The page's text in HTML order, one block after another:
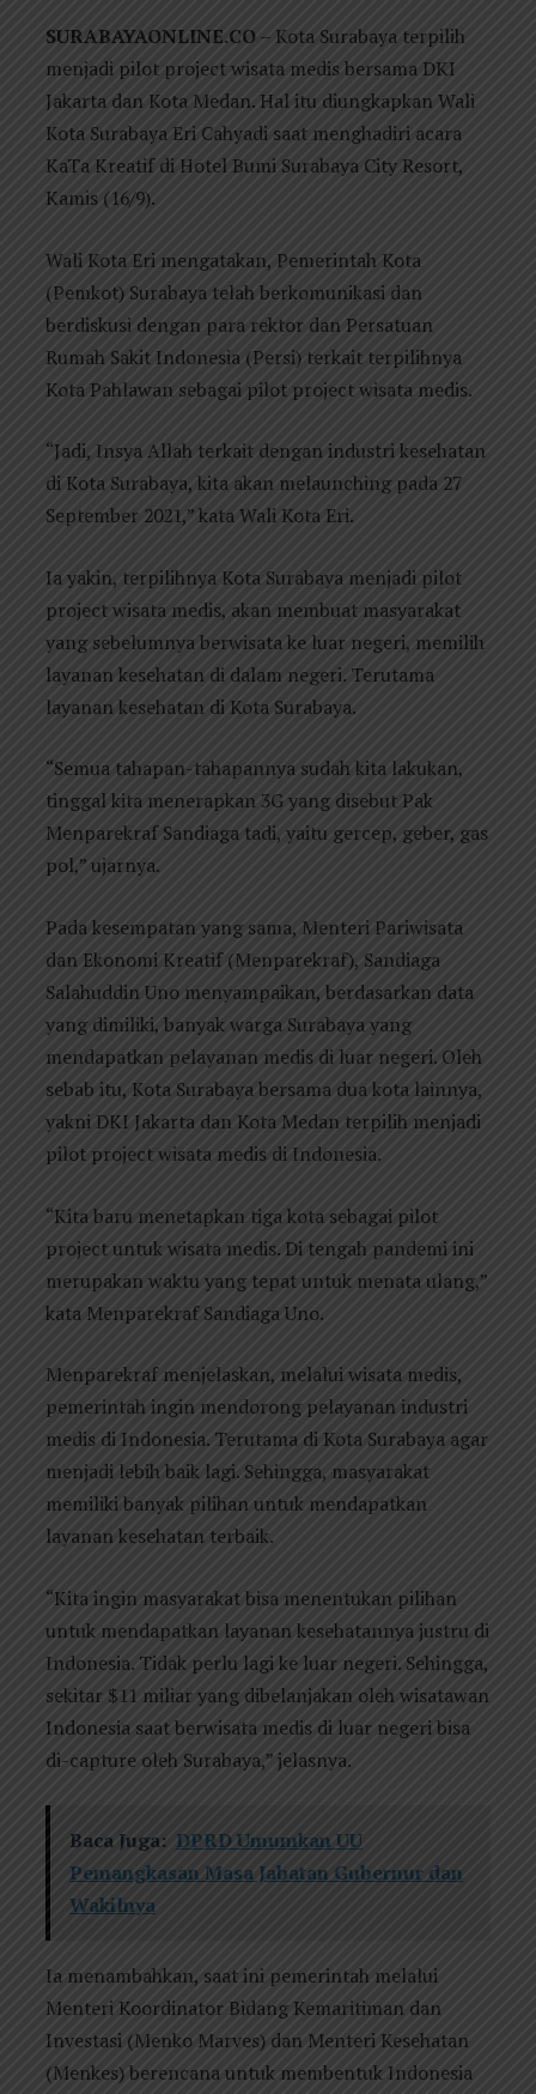
SURABAYAONLINE.CO – Kota Surabaya terpilih
menjadi pilot project wisata medis bersama DKI
Jakarta dan Kota Medan. Hal itu diungkapkan Wali
Kota Surabaya Eri Cahyadi saat menghadiri acara
KaTa Kreatif di Hotel Bumi Surabaya City Resort,
Kamis (16/9).
Wali Kota Eri mengatakan, Pemerintah Kota
(Pemkot) Surabaya telah berkomunikasi dan
berdiskusi dengan para rektor dan Persatuan
Rumah Sakit Indonesia (Persi) terkait terpilihnya
Kota Pahlawan sebagai pilot project wisata medis.
“Jadi, Insya Allah terkait dengan industri kesehatan
di Kota Surabaya, kita akan melaunching pada 27
September 2021,” kata Wali Kota Eri.
Ia yakin, terpilihnya Kota Surabaya menjadi pilot
project wisata medis, akan membuat masyarakat
yang sebelumnya berwisata ke luar negeri, memilih
layanan kesehatan di dalam negeri. Terutama
layanan kesehatan di Kota Surabaya.
“Semua tahapan-tahapannya sudah kita lakukan,
tinggal kita menerapkan 3G yang disebut Pak
Menparekraf Sandiaga tadi, yaitu gercep, geber, gas
pol,” ujarnya.
Pada kesempatan yang sama, Menteri Pariwisata
dan Ekonomi Kreatif (Menparekraf), Sandiaga
Salahuddin Uno menyampaikan, berdasarkan data
yang dimiliki, banyak warga Surabaya yang
mendapatkan pelayanan medis di luar negeri. Oleh
sebab itu, Kota Surabaya bersama dua kota lainnya,
yakni DKI Jakarta dan Kota Medan terpilih menjadi
pilot project wisata medis di Indonesia.
“Kita baru menetapkan tiga kota sebagai pilot
project untuk wisata medis. Di tengah pandemi ini
merupakan waktu yang tepat untuk menata ulang,”
kata Menparekraf Sandiaga Uno.
Menparekraf menjelaskan, melalui wisata medis,
pemerintah ingin mendorong pelayanan industri
medis di Indonesia. Terutama di Kota Surabaya agar
menjadi lebih baik lagi. Sehingga, masyarakat
memiliki banyak pilihan untuk mendapatkan
layanan kesehatan terbaik.
“Kita ingin masyarakat bisa menentukan pilihan
untuk mendapatkan layanan kesehatannya justru di
Indonesia. Tidak perlu lagi ke luar negeri. Sehingga,
sekitar $11 miliar yang dibelanjakan oleh wisatawan
Indonesia saat berwisata medis di luar negeri bisa
di-capture oleh Surabaya,” jelasnya.
Baca Juga: DPRD Umumkan UU
Pemangkasan Masa Jabatan Gubernur dan
Wakilnya
Ia menambahkan, saat ini pemerintah melalui
Menteri Koordinator Bidang Kemaritiman dan
Investasi (Menko Marves) dan Menteri Kesehatan
(Menkes) berencana untuk membentuk Indonesia